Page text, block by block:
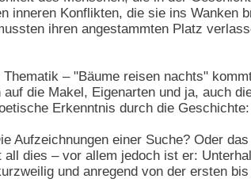
inneren Konflikten, die sie ins Wanken
ihren angestammten Platz
– "Bäume reisen nachts"
die Makel, Eigenarten und ja, auch
Erkenntnis durch die Geschichte:
Aufzeichnungen einer Suche? Oder
dies – vor allem jedoch ist er:
und anregend von der ersten